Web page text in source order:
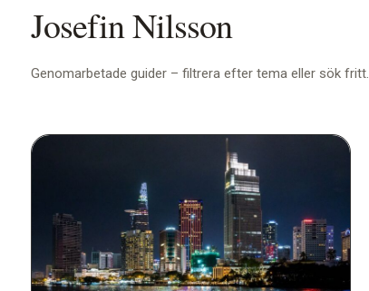
Josefin Nilsson
Genomarbetade guider – filtrera efter tema eller sök fritt.